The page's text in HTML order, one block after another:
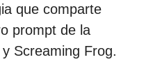
que comparte
prompt de la
Screaming Frog.